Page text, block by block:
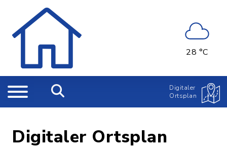
28 °C
Digitaler
Ortsplan
Digitaler Ortsplan